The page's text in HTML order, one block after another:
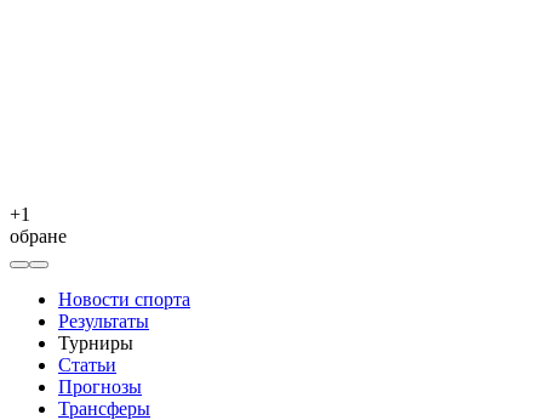
+1
обране
Новости спорта
Результаты
Турниры
Статьи
Прогнозы
Трансферы